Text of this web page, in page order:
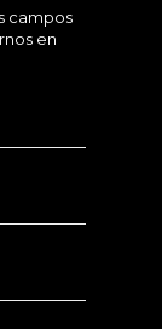
campos
en